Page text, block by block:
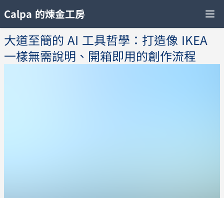
Calpa 的煉金工房
大道至簡的 AI 工具哲學：打造像 IKEA
一樣無需說明、開箱即用的創作流程